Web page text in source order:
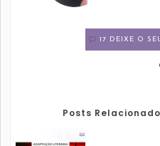
17 DEIXE O
Posts